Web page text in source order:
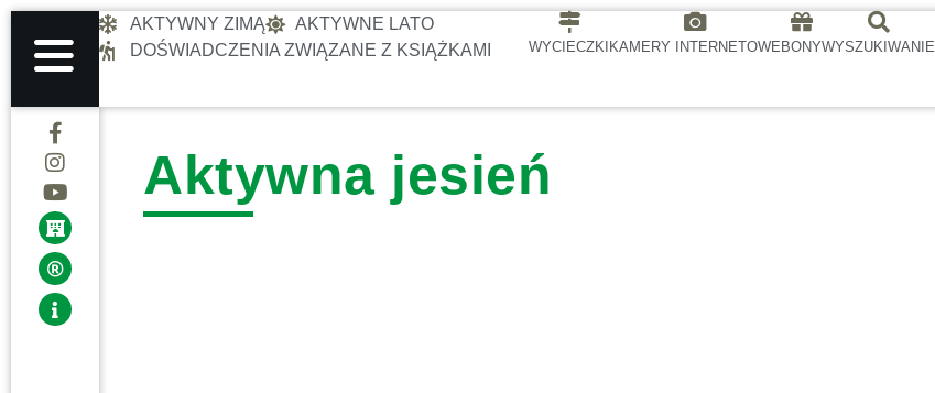
AKTYWNY ZIMĄ
AKTYWNE LATO
DOŚWIADCZENIA ZWIĄZANE Z KSIĄŻKAMI
WYCIECZKI KAMERY INTERNETOWE BONYWYSZUKIWANIE
Aktywna jesień